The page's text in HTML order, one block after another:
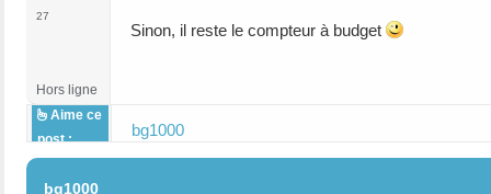
27
Sinon, il reste le compteur à budget
Hors ligne
Aime ce
post :
bg1000
bg1000